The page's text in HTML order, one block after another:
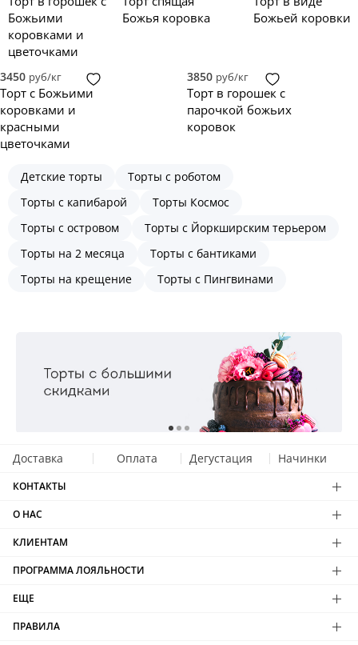
Божьими
коровками и
цветочками
Божья коровка
Божьей коровки
3450 руб/кг
Торт с Божьими
коровками и
красными
цветочками
3850 руб/кг
Торт в горошек с
парочкой божьих
коровок
Детские торты
Торты с роботом
Торты с капибарой
Торты Космос
Торты с островом
Торты с Йоркширским терьером
Торты на 2 месяца
Торты с бантиками
Торты на крещение
Торты с Пингвинами
Доставка Оплата Дегустация Начинки
КОНТАКТЫ
О НАС
КЛИЕНТАМ
ПРОГРАММА ЛОЯЛЬНОСТИ
ЕЩЕ
ПРАВИЛА